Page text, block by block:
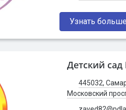
Узнать больше
Детский
445032,
Московский